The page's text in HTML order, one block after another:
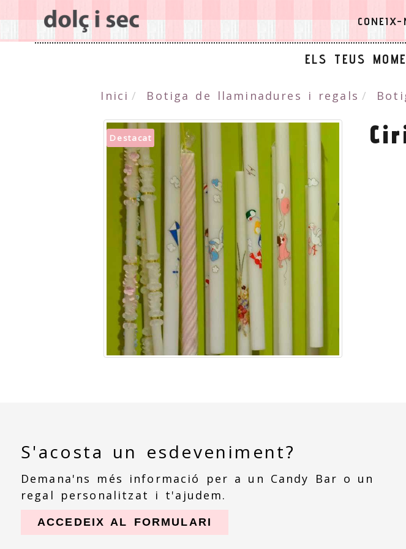
CONEIX-
ELS TEUS
Inici Botiga de llaminadures i regals
Destacat
S'acosta un esdeveniment?
Demana'ns més informació per a un Candy Bar o un
regal personalitzat i t'ajudem.
ACCEDEIX AL FORMULARI